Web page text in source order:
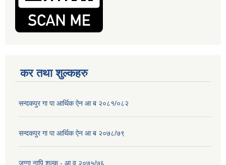
कर तथा शुल्कहरु
सन्दकपुर गा पा आर्थिक ऐन आ ब २०८१/०८२
सन्दकपुर गा पा आर्थिक ऐन आ ब २०७८/७९
जग्गा नापि शुल्क - आ.व २०७५/७६